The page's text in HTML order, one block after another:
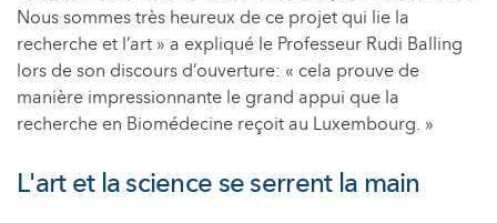
Nous sommes très heureux de ce projet qui lie la
recherche et l’art » a expliqué le Professeur Rudi Balling
lors de son discours d’ouverture: « cela prouve de
manière impressionnante le grand appui que la
recherche en Biomédecine reçoit au Luxembourg. »
L'art et la science se serrent la main